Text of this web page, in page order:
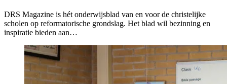
DRS Magazine is hét onderwijsblad van en voor de christelijke
scholen op reformatorische grondslag. Het blad wil bezinning en
inspiratie bieden aan…